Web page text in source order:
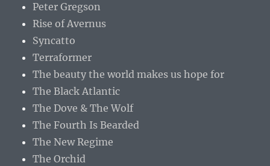
Peter Gregson
Rise of Avernus
Syncatto
Terraformer
The beauty the world makes us hope for
The Black Atlantic
The Dove & The Wolf
The Fourth Is Bearded
The New Regime
The Orchid